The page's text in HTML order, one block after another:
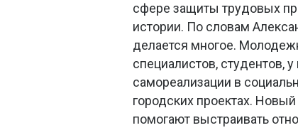
сфере защиты трудовых
истории. По словам
делается многое.
специалистов, студентов,
самореализации в
городских проектах.
помогают выстраивать